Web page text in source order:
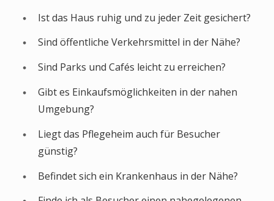
Ist das Haus ruhig und zu jeder Zeit gesichert?
Sind öffentliche Verkehrsmittel in der Nähe?
Sind Parks und Cafés leicht zu erreichen?
Gibt es Einkaufsmöglichkeiten in der nahen
Umgebung?
Liegt das Pflegeheim auch für Besucher
günstig?
Befindet sich ein Krankenhaus in der Nähe?